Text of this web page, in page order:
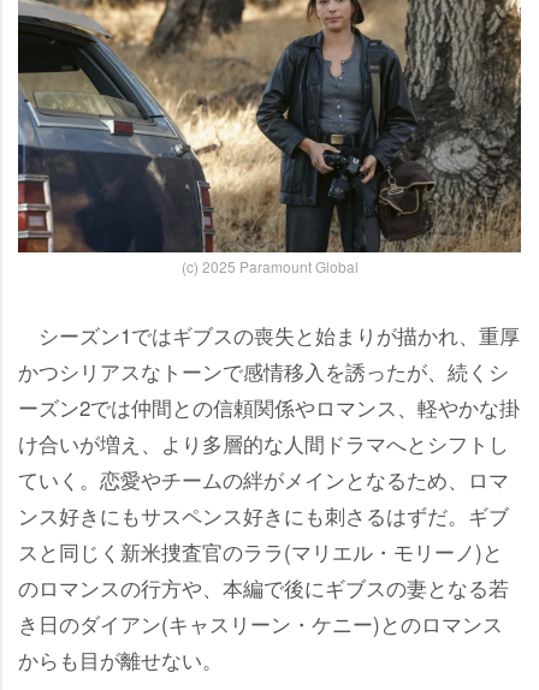
(c) 2025 Paramount Global
シーズン1ではギブスの喪失と始まりが描かれ、重厚
かつシリアスなトーンで感情移入を誘ったが、続くシ
ーズン2では仲間との信頼関係やロマンス、軽やかな掛
け合いが増え、より多層的な人間ドラマへとシフトし
ていく。恋愛やチームの絆がメインとなるため、ロマ
ンス好きにもサスペンス好きにも刺さるはずだ。ギブ
スと同じく新米捜査官のララ(マリエル・モリーノ)と
のロマンスの行方や、本編で後にギブスの妻となる若
き日のダイアン(キャスリーン・ケニー)とのロマンス
からも目が離せない。